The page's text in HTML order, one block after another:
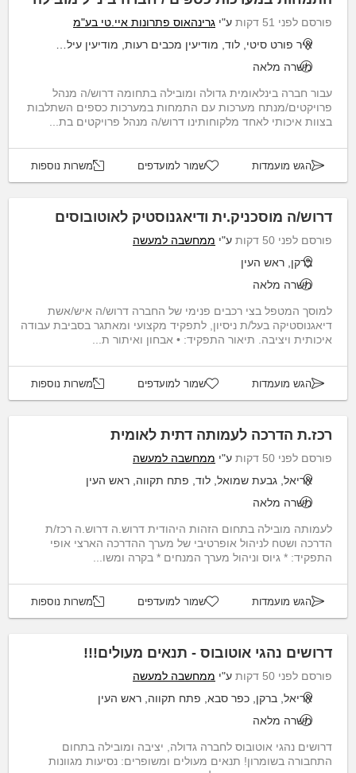
פורסם לפני 51 דקות ע"י גרינהאוס פתרונות איי.טי בע"מ
איר פורט סיטי, לוד, מודיעין מכבים רעות, מודיעין עילית, שוהם
משרה מלאה
עבור חברה בינלאומית גדולה ומובילה בתחומה דרוש/ה מנהל
פרויקטים/מנתח מערכות עם התמחות במערכות כספים השתלבות
בצוות איכותי לאחד מלקוחותינו דרוש/ה מנהל פרויקטים בת...
הגש מועמדות שמור למועדפים משרות נוספות
דרוש/ה מוסכניק.ית ודיאגנוסטיק לאוטובוסים
פורסם לפני 50 דקות ע"י ממחשבה למעשה
ברקן, ראש העין
משרה מלאה
למוסך המטפל בצי רכבים פנימי של החברה דרוש/ה איש/אשת
דיאגנוסטיקה בעל/ת ניסיון, לתפקיד מקצועי ומאתגר בסביבת עבודה
איכותית ויציבה. תיאור התפקיד: • אבחון ואיתור ת...
הגש מועמדות שמור למועדפים משרות נוספות
רכז.ת הדרכה לעמותה דתית לאומית
פורסם לפני 50 דקות ע"י ממחשבה למעשה
אריאל, גבעת שמואל, לוד, פתח תקווה, ראש העין
משרה מלאה
לעמותה מובילה בתחום הזהות היהודית דרוש.ה דרוש.ה רכז/ת
הדרכה ושטח לניהול אופרטיבי של מערך ההדרכה הארצי אופי
התפקיד: * גיוס וניהול מערך המנחים * בקרה ומשו...
הגש מועמדות שמור למועדפים משרות נוספות
דרושים נהגי אוטובוס - תנאים מעולים!!!
פורסם לפני 50 דקות ע"י ממחשבה למעשה
אריאל, ברקן, כפר סבא, פתח תקווה, ראש העין
משרה מלאה
דרושים נהגי אוטובוס לחברה גדולה, יציבה ומובילה בתחום
התחבורה בשומרון! תנאים מעולים ומשופרים: נסיעות מגוונות